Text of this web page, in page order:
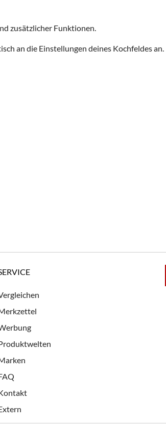
zusätzlicher Funktionen.
an die Einstellungen deines Kochfeldes an.